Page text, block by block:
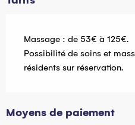
Massage : de 53€ à 125€.
Possibilité de soins et
résidents sur réservation.
Moyens de paiement